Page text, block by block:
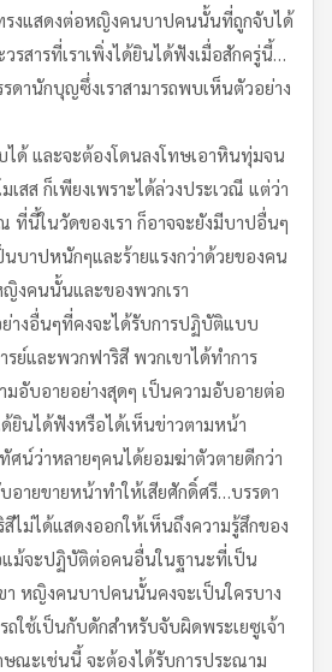
รงแสดงต่อหญิงคนบาปคนนั้นที่ถูกจับได้
รสารที่เราเพิ่งได้ยินได้ฟังเมื่อสักครู่นี้…
ดานักบุญซึ่งเราสามารถพบเห็นตัวอย่าง
และจะต้องโดนลงโทษเอาหินทุ่มจน
สส ก็เพียงเพราะได้ล่วงประเวณี แต่ว่า
ที่นี้ในวัดของเรา ก็อาจจะยังมีบาปอื่นๆ
นบาปหนักๆและร้ายแรงกว่าด้วยของคน
งคนนั้นและของพวกเรา
างอื่นๆที่คงจะได้รับการปฏิบัติแบบ
ย์และพวกฟาริสี พวกเขาได้ทำการ
มอับอายอย่างสุดๆ เป็นความอับอายต่อ
ยินได้ฟังหรือได้เห็นข่าวตามหน้า
น์ว่าหลายๆคนได้ยอมฆ่าตัวตายดีกว่า
อายขายหน้าทำให้เสียศักดิ์ศรี…บรรดา
ไม่ได้แสดงออกให้เห็นถึงความรู้สึกของ
แม้จะปฏิบัติต่อคนอื่นในฐานะที่เป็น
หญิงคนบาปคนนั้นคงจะเป็นใครบาง
ถใช้เป็นกับดักสำหรับจับผิดพระเยซูเจ้า
ณะเช่นนี้ จะต้องได้รับการประณาม